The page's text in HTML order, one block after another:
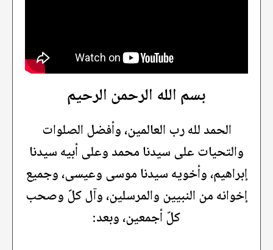
بسم الله الرحمن الرحيم
الحمد لله رب العالمين، وأفضل الصلوات
والتحيات على سيدنا محمد وعلى أبيه سيدنا
إبراهيم، وأخويه سيدنا موسى وعيسى، وجميع
إخوانه من النبيين والمرسلين، وآل كلّ وصحب
كلّ أجمعين، وبعد: